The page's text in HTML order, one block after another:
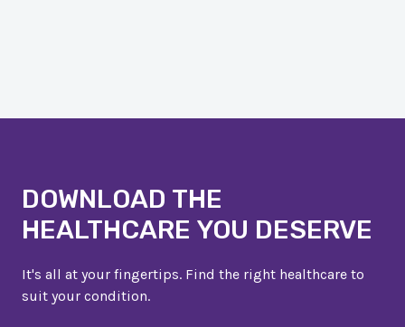
DOWNLOAD THE
HEALTHCARE YOU DESERVE
It's all at your fingertips. Find the right healthcare to
suit your condition.